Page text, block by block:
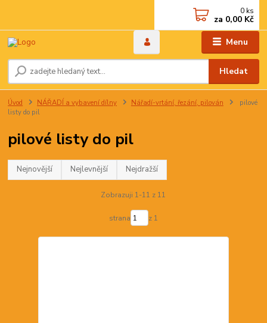
Menu
Hledat
0 ks
za 0,00 Kč
Úvod NÁŘADÍ a vybavení dílny Nářadí-vrtání, řezání, pilován
pilové
listy do pil
pilové listy do pil
Nejnovější Nejlevnější Nejdražší
Zobrazuji 1-11 z 11
strana z 1